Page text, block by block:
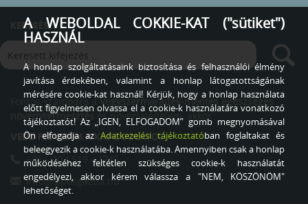
KERESÉS
Fontos számodra aVegyszermaradék-mentes egészséges
növénytermesztés és növényvédelem, akkor
VEDD FEL VELEM A KAPCSOLATOT
+36 - 20 / 519 - 2745
info@siposgazda.hu
A WEBOLDAL COKKIE-KAT ("sütiket")
HASZNÁL
A honlap szolgáltatásaink biztosítása és felhasználói élmény
javítása érdekében, valamint a honlap látogatottságának
mérésére cookie-kat használ! Kérjük, hogy a honlap használata
előtt figyelmesen olvassa el a cookie-k használatára vonatkozó
tájékoztatót! Az „IGEN, ELFOGADOM” gomb megnyomásával
Ön elfogadja azAdatkezelési tájékoztatóban foglaltakat és
beleegyezik a cookie-k használatába. Amennyiben csak a honlap
működéséhez feltétlen szükséges cookie-k használatát
engedélyezi, akkor kérem válassza a "NEM, KÖSZÖNÖM"
lehetőséget.